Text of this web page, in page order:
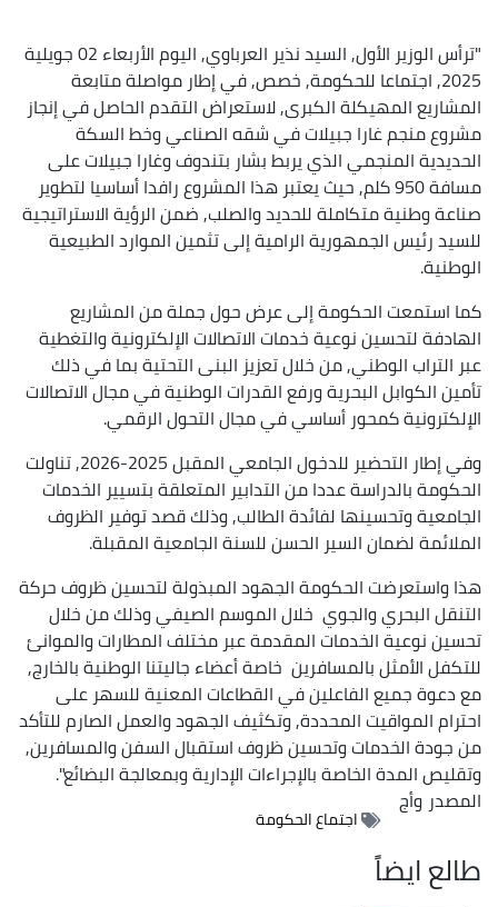
"ترأس الوزير الأول, السيد نذير العرباوي, اليوم الأربعاء 02 جويلية
2025, اجتماعا للحكومة, خصص, في إطار مواصلة متابعة
المشاريع المهيكلة الكبرى, لاستعراض التقدم الحاصل في إنجاز
مشروع منجم غارا جبيلات في شقه الصناعي وخط السكة
الحديدية المنجمي الذي يربط بشار بتندوف وغارا جبيلات على
مسافة 950 كلم, حيث يعتبر هذا المشروع رافدا أساسيا لتطوير
صناعة وطنية متكاملة للحديد والصلب, ضمن الرؤية الاستراتيجية
للسيد رئيس الجمهورية الرامية إلى تثمين الموارد الطبيعية
الوطنية.
كما استمعت الحكومة إلى عرض حول جملة من المشاريع
الهادفة لتحسين نوعية خدمات الاتصالات الإلكترونية والتغطية
عبر التراب الوطني, من خلال تعزيز البنى التحتية بما في ذلك
تأمين الكوابل البحرية ورفع القدرات الوطنية في مجال الاتصالات
الإلكترونية كمحور أساسي في مجال التحول الرقمي.
وفي إطار التحضير للدخول الجامعي المقبل 2025-2026, تناولت
الحكومة بالدراسة عددا من التدابير المتعلقة بتسيير الخدمات
الجامعية وتحسينها لفائدة الطالب, وذلك قصد توفير الظروف
الملائمة لضمان السير الحسن للسنة الجامعية المقبلة.
هذا واستعرضت الحكومة الجهود المبذولة لتحسين ظروف حركة
التنقل البحري والجوي خلال الموسم الصيفي وذلك من خلال
تحسين نوعية الخدمات المقدمة عبر مختلف المطارات والموانئ
للتكفل الأمثل بالمسافرين خاصة أعضاء جاليتنا الوطنية بالخارج,
مع دعوة جميع الفاعلين في القطاعات المعنية للسهر على
احترام المواقيت المحددة, وتكثيف الجهود والعمل الصارم للتأكد
من جودة الخدمات وتحسين ظروف استقبال السفن والمسافرين,
وتقليص المدة الخاصة بالإجراءات الإدارية وبمعالجة البضائع".
المصدروأج
اجتماع الحكومة
طالع ايضاً